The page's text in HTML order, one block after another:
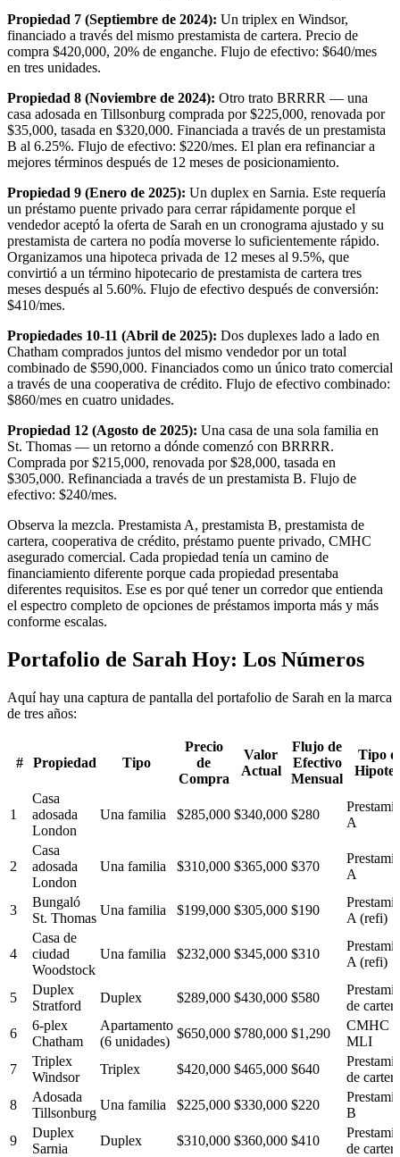
Propiedad 7 (Septiembre de 2024): Un triplex en Windsor,
financiado a través del mismo prestamista de cartera. Precio de
compra $420,000, 20% de enganche. Flujo de efectivo: $640/mes
en tres unidades.
Propiedad 8 (Noviembre de 2024): Otro trato BRRRR — una
casa adosada en Tillsonburg comprada por $225,000, renovada por
$35,000, tasada en $320,000. Financiada a través de un prestamista
B al 6.25%. Flujo de efectivo: $220/mes. El plan era refinanciar a
mejores términos después de 12 meses de posicionamiento.
Propiedad 9 (Enero de 2025): Un duplex en Sarnia. Este requería
un préstamo puente privado para cerrar rápidamente porque el
vendedor aceptó la oferta de Sarah en un cronograma ajustado y su
prestamista de cartera no podía moverse lo suficientemente rápido.
Organizamos una hipoteca privada de 12 meses al 9.5%, que
convirtió a un término hipotecario de prestamista de cartera tres
meses después al 5.60%. Flujo de efectivo después de conversión:
$410/mes.
Propiedades 10-11 (Abril de 2025): Dos duplexes lado a lado en
Chatham comprados juntos del mismo vendedor por un total
combinado de $590,000. Financiados como un único trato comercial
a través de una cooperativa de crédito. Flujo de efectivo combinado:
$860/mes en cuatro unidades.
Propiedad 12 (Agosto de 2025): Una casa de una sola familia en
St. Thomas — un retorno a dónde comenzó con BRRRR.
Comprada por $215,000, renovada por $28,000, tasada en
$305,000. Refinanciada a través de un prestamista B. Flujo de
efectivo: $240/mes.
Observa la mezcla. Prestamista A, prestamista B, prestamista de
cartera, cooperativa de crédito, préstamo puente privado, CMHC
asegurado comercial. Cada propiedad tenía un camino de
financiamiento diferente porque cada propiedad presentaba
diferentes requisitos. Ese es por qué tener un corredor que entienda
el espectro completo de opciones de préstamos importa más y más
conforme escalas.
Portafolio de Sarah Hoy: Los Números
Aquí hay una captura de pantalla del portafolio de Sarah en la marca
de tres años:
# Propiedad Tipo
Precio
de
Compra
Valor
Actual
Flujo de
Efectivo
Mensual
Tipo
1
Casa
adosada
London
Una familia $285,000 $340,000 $280
A
2
Casa
adosada
London
Una familia $310,000 $365,000 $370
A
3
Bungaló
St. Thomas
Una familia $199,000 $305,000 $190
A (refi)
4
Casa de
ciudad
Woodstock
Una familia $232,000 $345,000 $310
A (refi)
5
Duplex
Stratford
Duplex $289,000 $430,000 $580
de cartera
6
6-plex
Chatham
Apartamento
(6 unidades)
$650,000 $780,000 $1,290
CMHC
MLI
7
Triplex
Windsor
Triplex $420,000 $465,000 $640
de cartera
8
Adosada
Tillsonburg
Una familia $225,000 $330,000 $220
B
9
Duplex
Sarnia
Duplex $310,000 $360,000 $410
de cartera